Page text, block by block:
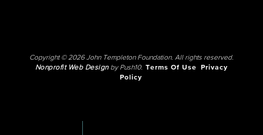
Copyright © 2026 John Templeton Foundation. All rights reserved.
Nonprofit Web Designby Push10. Terms Of Use
Privacy
Policy